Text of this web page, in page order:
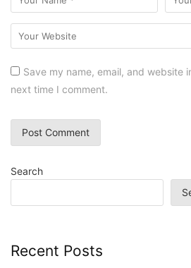
Save my name, email, and website
next time I comment.
Search
Recent Posts